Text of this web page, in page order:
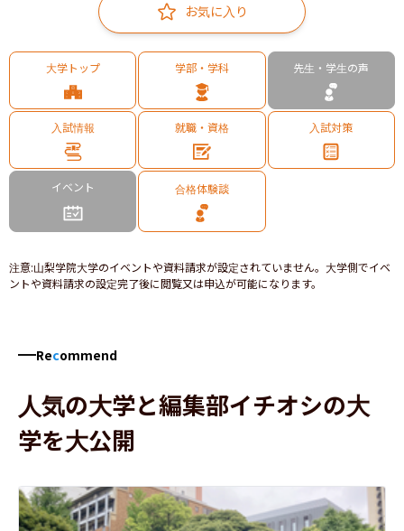
お気に入り
大学トップ 学部・学科 先生・学生の声
入試情報 就職・資格 入試対策
イベント 合格体験談
注意:山梨学院大学のイベントや資料請求が設定されていません。大学側でイベ
ントや資料請求の設定完了後に閲覧又は申込が可能になります。
Recommend
人気の大学と編集部イチオシの大
学を大公開